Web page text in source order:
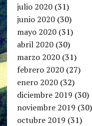
julio 2020(31)
junio 2020(30)
mayo 2020(31)
abril 2020(30)
marzo 2020(31)
febrero 2020(27)
enero 2020(32)
diciembre 2019 (30)
noviembre 2019 (30)
octubre 2019 (31)